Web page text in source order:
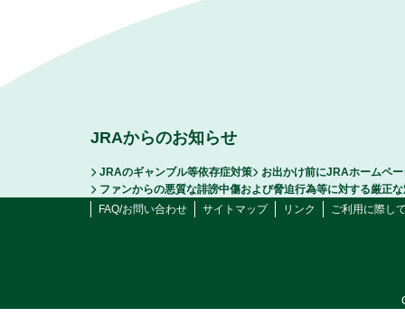
JRAからのお知らせ
JRAのギャンブル等依存症対策
お出かけ前にJRAホームペ
ファンからの悪質な誹謗中傷および脅迫行為等に対する厳正
FAQ/お問い合わせ
サイトマップ リンク ご利用に際し